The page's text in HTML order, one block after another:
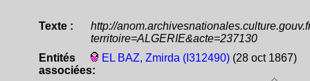
Texte :
http://
territoire=ALGERIE&acte=237130
Entités
associées:
EL BAZ, Zmirda (I312490)(28 oct 1867)